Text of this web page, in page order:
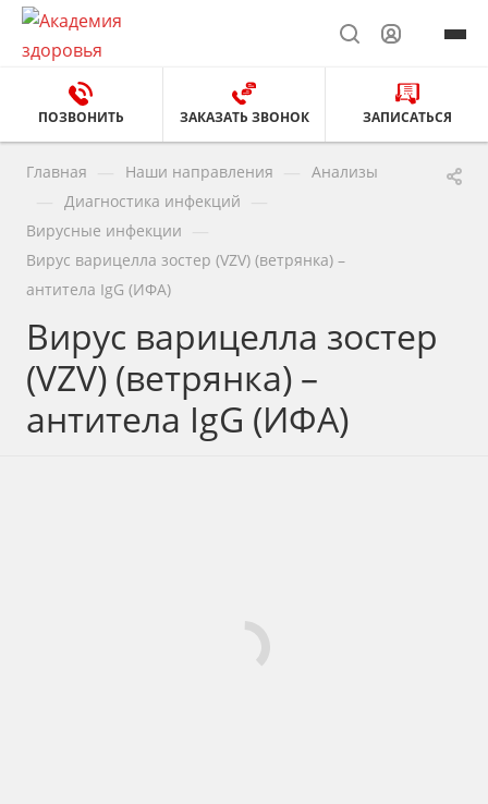
ПОЗВОНИТЬ ЗАКАЗАТЬ ЗВОНОК ЗАПИСАТЬСЯ
Главная Наши направления Анализы
Диагностика инфекций
Вирусные инфекции
Вирус варицелла зостер (VZV) (ветрянка) –
антитела IgG (ИФА)
Вирус варицелла зостер
(VZV) (ветрянка) –
антитела IgG (ИФА)